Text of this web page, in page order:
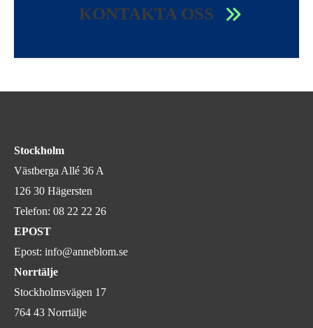
KONTAKTA OSS
Stockholm
Västberga Allé 36 A
126 30 Hägersten
Telefon: 08 22 22 26
EPOST
Epost: info@anneblom.se
Norrtälje
Stockholmsvägen 17
764 43 Norrtälje